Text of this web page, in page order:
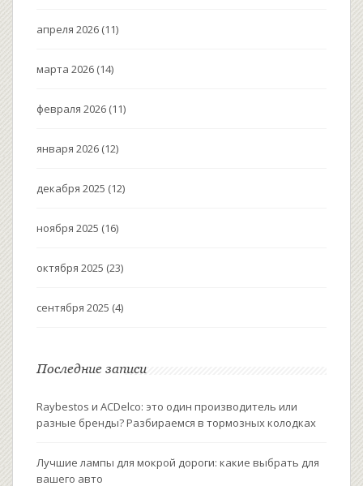
апреля 2026 (11)
марта 2026 (14)
февраля 2026 (11)
января 2026 (12)
декабря 2025 (12)
ноября 2025 (16)
октября 2025 (23)
сентября 2025 (4)
Последние записи
Raybestos и ACDelco: это один производитель или
разные бренды? Разбираемся в тормозных колодках
Лучшие лампы для мокрой дороги: какие выбрать для
вашего авто